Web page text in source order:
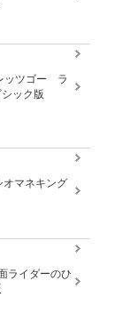
ッツゴー ラ
ック版
マネキング
ライダーのひ